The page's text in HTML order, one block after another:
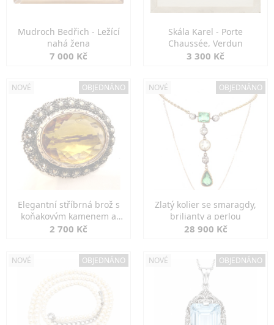
Mudroch Bedřich - Ležící
nahá žena
7 000 Kč
Skála Karel - Porte
Chaussée, Verdun
3 300 Kč
NOVÉ OBJEDNÁNO
Elegantní stříbrná brož s
koňakovým kamenem a
markazity
2 700 Kč
NOVÉ OBJEDNÁNO
Zlatý kolier se smaragdy,
brilianty a perlou
28 900 Kč
NOVÉ OBJEDNÁNO NOVÉ OBJEDNÁNO